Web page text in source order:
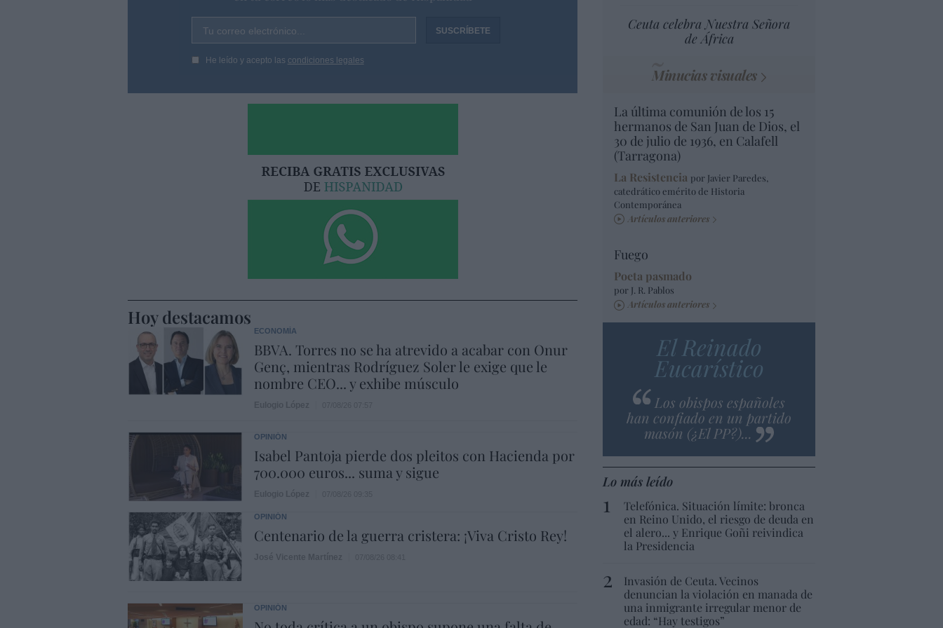
Tu correo electrónico...
He leído y acepto las condiciones legales
Hoy destacamos
ECONOMÍA
BBVA. Torres no se ha atrevido a acabar con Onur
Genç, mientras Rodríguez Soler le exige que le
nombre CEO... y exhibe músculo
OPINIÓN
Isabel Pantoja pierde dos pleitos con Hacienda por
700.000 euros... suma y sigue
OPINIÓN
Centenario de la guerra cristera: ¡Viva Cristo Rey!
OPINIÓN
Ceuta celebra Nuestra Señora
de África
Minucias visuales
La última comunión de los 15
hermanos de San Juan de Dios, el
30 de julio de 1936, en Calafell
(Tarragona)
La Resistencia por Javier Paredes,
catedrático emérito de Historia
Contemporánea
Artículos anteriores
Fuego
Poeta pasmado
por J. R. Pablos
Artículos anteriores
El Reinado
Eucarístico
Los obispos españoles
han confiado en un partido
masón (¿El PP?)...
Lo más leído
Telefónica. Situación límite: bronca
en Reino Unido, el riesgo de deuda en
el alero... y Enrique Goñi reivindica
la Presidencia
Invasión de Ceuta. Vecinos
denuncian la violación en manada de
una inmigrante irregular menor de
edad: “Hay testigos”